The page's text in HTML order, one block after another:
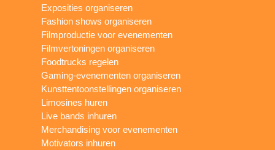
Exposities organiseren
Fashion shows organiseren
Filmproductie voor evenementen
Filmvertoningen organiseren
Foodtrucks regelen
Gaming-evenementen organiseren
Kunsttentoonstellingen organiseren
Limosines huren
Live bands inhuren
Merchandising voor evenementen
Motivators inhuren